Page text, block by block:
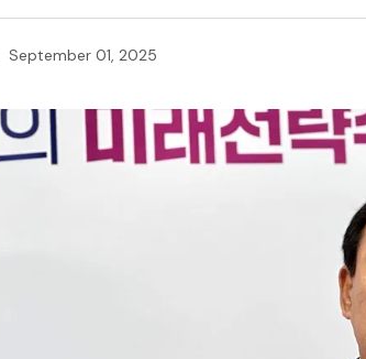
September 01, 2025